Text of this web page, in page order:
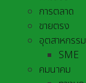
การตลาด
ขายตรง
อุตสาหกรรม
SME
คมนาคม